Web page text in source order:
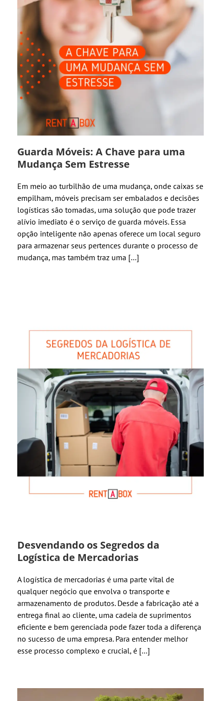
Guarda Móveis: A Chave para uma
Mudança Sem Estresse
Em meio ao turbilhão de uma mudança, onde caixas se
empilham, móveis precisam ser embalados e decisões
logísticas são tomadas, uma solução que pode trazer
alívio imediato é o serviço de guarda móveis. Essa
opção inteligente não apenas oferece um local seguro
para armazenar seus pertences durante o processo de
mudança, mas também traz uma […]
Desvendando os Segredos da
Logística de Mercadorias
A logística de mercadorias é uma parte vital de
qualquer negócio que envolva o transporte e
armazenamento de produtos. Desde a fabricação até a
entrega final ao cliente, uma cadeia de suprimentos
eficiente e bem gerenciada pode fazer toda a diferença
no sucesso de uma empresa. Para entender melhor
esse processo complexo e crucial, é […]